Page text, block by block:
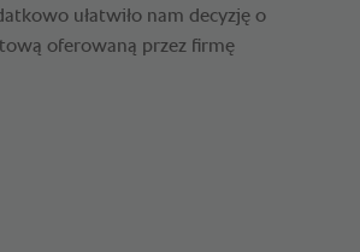
ułatwiło nam decyzję o
oferowaną przez firmę